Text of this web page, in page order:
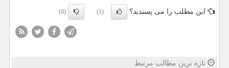
این مطلب را می پسندید؟ (1)
(0)
تازه ترین مطالب مرتبط